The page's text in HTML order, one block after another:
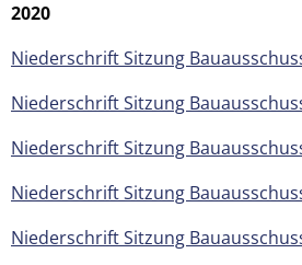
2020
Niederschrift Sitzung
Niederschrift Sitzung
Niederschrift Sitzung
Niederschrift Sitzung
Niederschrift Sitzung